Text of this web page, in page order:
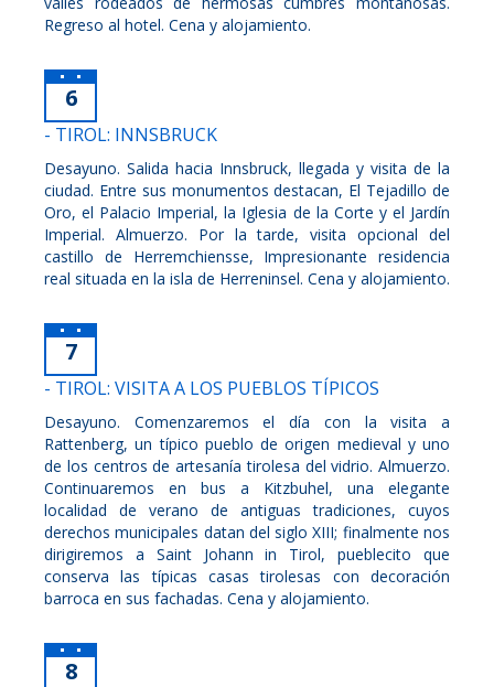
Regreso al hotel. Cena y alojamiento.
6
- TIROL: INNSBRUCK
Desayuno. Salida hacia Innsbruck, llegada y visita de la
ciudad. Entre sus monumentos destacan, El Tejadillo de
Oro, el Palacio Imperial, la Iglesia de la Corte y el Jardín
Imperial. Almuerzo. Por la tarde, visita opcional del
castillo de Herremchiensse, Impresionante residencia
real situada en la isla de Herreninsel. Cena y alojamiento.
7
- TIROL: VISITA A LOS PUEBLOS TÍPICOS
Desayuno. Comenzaremos el día con la visita a
Rattenberg, un típico pueblo de origen medieval y uno
de los centros de artesanía tirolesa del vidrio. Almuerzo.
Continuaremos en bus a Kitzbuhel, una elegante
localidad de verano de antiguas tradiciones, cuyos
derechos municipales datan del siglo XIII; finalmente nos
dirigiremos a Saint Johann in Tirol, pueblecito que
conserva las típicas casas tirolesas con decoración
barroca en sus fachadas. Cena y alojamiento.
8